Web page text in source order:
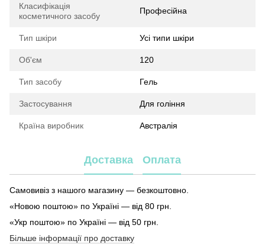
Класифікація
косметичного засобу
Професійна
Тип шкіри Усі типи шкіри
Об'єм 120
Тип засобу Гель
Застосування Для гоління
Країна виробник Австралія
Доставка Оплата
Самовивіз з нашого магазину — безкоштовно.
«Новою поштою» по Україні — від 80 грн.
«Укр поштою» по Україні — від 50 грн.
Більше інформації про доставку